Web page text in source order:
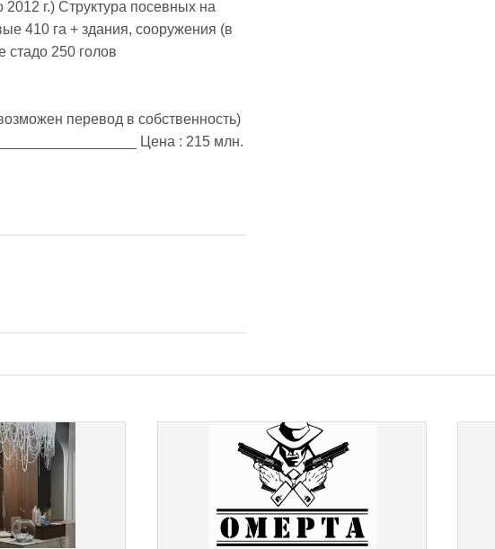
г.) Структура посевных на
410 га + здания, сооружения (в
стадо 250 голов
перевод в собственность)
Цена : 215 млн.